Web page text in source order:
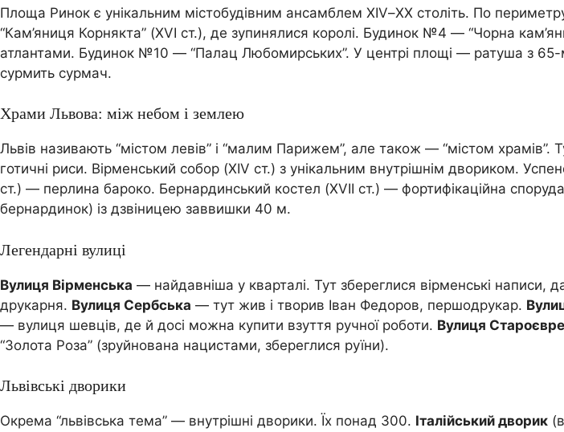
Площа Ринок є унікальним містобудівним ансамблем XIV–XX століть. По
“Кам’яниця Корнякта” (XVI ст.), де зупинялися королі. Будинок №4 — “Чорна
атлантами. Будинок №10 — “Палац Любомирських”. У центрі площі — ратуша з
сурмить сурмач.
Храми Львова: між небом і землею
Львів називають “містом левів” і “малим Парижем”, але також — “містом
готичні риси. Вірменський собор (XIV ст.) з унікальним внутрішнім двориком.
ст.) — перлина бароко. Бернардинський костел (XVII ст.) — фортифікаційна
бернардинок) із дзвіницею заввишки 40 м.
Легендарні вулиці
Вулиця Вірменська — найдавніша у кварталі. Тут збереглися вірменські
друкарня. Вулиця Сербська — тут жив і творив Іван Федоров, першодрукар.
— вулиця шевців, де й досі можна купити взуття ручної роботи. Вулиця
“Золота Роза” (зруйнована нацистами, збереглися руїни).
Львівські дворики
Окрема “львівська тема” — внутрішні дворики. Їх понад 300. Італійський дворик